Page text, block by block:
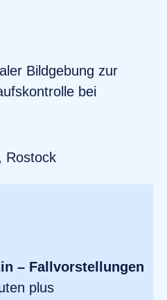
Bildgebung zur
bei
Rostock
– Fallvorstellungen
plus